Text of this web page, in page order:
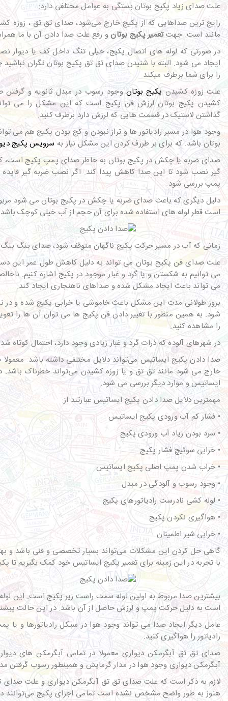
علت صدای زیاد پکیج بوتان بستگی به عوامل مختلفی دارد:
رایج ترین صداهایی که از پکیج خارج می‌شود، صدای تق تق ،
مانند است. جهتتعمیر پکیج بوتانو رفع علت صدا دادن آن با ما
در صورتی که لوله های اتصال پکیج، خیلی تنگ داخل کف یا دیوار
ایجاد می شود. البته با شنیدن صدای تق تق پکیج بوتان نگران
را برای شما برطرف میکند.
علت زوزه کشیدنپکیج بوتانوجود رسوب در مبدل ثانویه و
کشیدن پکیج بوتان لرزش فن پکیج است که این مشکل را می
گذاشتن لاستیک در قسمت هایی که لرزش دارد برطرف کنید.
وجود هوا در مسیر رادیاتور ها و تراز نبودن و کج بودن پکیج هم می
بوتان باشد. که برای بر طررف کردن این مشکل نیاز به سرویس پکیج
صدای ضربه یا چکش در پکیج بوتان به خاطر صدای پمپ پکیج است،
گیر نصب شود تا این صدا کاهش پیدا کند. اگر نصب ضربه گیر
پمپ بررسی شود.
دلیل دیگری که باعث صدای ضربه یا چکش در پکیج بوتان می شود
است قطر لوله های استفاده شده برای آن حجم از آب خیلی کوچک
زمانی که آب در مسیر حرکت پکیج ناگهان متوقف شود، صدای بنگ
علت صدای فن پکیج بوتان می تواند به دلیل کاهش طول عمر این
می توانیم به شکستن و یا گرد و غبار موجود در پکیج اشاره کنیم.
می تواند باعث ایجاد مشکل شده و صداهای ناهنجاری ایجاد کند.
بروز طولانی مدت این مشکل باعث خاموشی یا خرابی پکیج شده و
شود. به همین منظور با تغییر دادن فن پکیج ها می توان آن ها را
را مشاهده کنید.
در شهرهای آلوده که ذرات گرد و غبار زیادی وجود دارد، احتمال
صدا دادن پکیج ایساتیس می‌تواند دلایل مختلفی داشته باشد.
خارج می شود مانند تق تق و یا زوزه کشیدن می‌تواند خطرناک
ایساتیس و موارد دیگر بررسی می شود.
مهمترین دلایل صدا دادن پکیج ایساتیس عبارتند از:
• فشار کم آب ورودی پکیج ایساتیس
• سرد بودن زیاد آب ورودی پکیج
• خرابی سوئیچ فشار پکیج
• خراب شدن پمپ اصلی پکیج ایساتیس
• وجود رسوب و آلودگی در مبدل
• لوله کشی نادرست رادیاتورهای پکیج
• هواگیری نکردن پکیج
• خرابی شیر اطمینان
گاهی حل کردن این مشکلات می‌تواند بسیار تخصصی و فنی باشد و
با تجربه در این زمینه برای تعمیر پکیج ایساتیس خود کمک بگیریم
بیشترین صدا مربوط به اولین لوله سمت راست زیر پکیج است. این
است به دلیل حرکت پمپ و لرزش حاصل از آن باشد. در این حالت
عامل دیگر ایجاد صدا می تواند وجود هوا در سیکل رادیاتورها و
رادیاتور را هواگیری کنید.
صدای تق تق آبگرمکن دیواری معمولا در تمامی آبگرمکن های
آبگرمکن دیواری وجود هوا در مدار گرمایش و همینطور رسوب گرفتن
لازم به ذکر است که علت صدای تق تق آبگرمکن دیواری و علت
هنوز به طور واضح مشخص نشده است تمامی اجزای پکیج می‌توانند